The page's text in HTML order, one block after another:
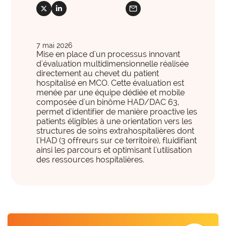
Gouvernance du SI
Projets innovants
Télémédecine
Usage de l’IA
PARCOURS ET ACCOMPAGNEMENT MÉDICO-SOCIAL
Coordination et innovation dans les Parcours
Domicile et habitat intermédiaire
Performance des ESMS
International et Prospective
Votre cockpit data
Votre Cockpit Data est le premier outil qui permet
d'accéder en un clin d'œil à 100 indicateurs de
pilotage stratégique alimentés automatiquement par
les données structurées et actualisées de votre
établissement.
social_x social_linkedin mail
7 mai 2026
Mise en place d'un processus innovant
d'évaluation multidimensionnelle réalisée
directement au chevet du patient
hospitalisé en MCO. Cette évaluation est
menée par une équipe dédiée et mobile
composée d'un binôme HAD/DAC 63,
permet d'identifier de manière proactive les
patients éligibles à une orientation vers les
structures de soins extrahospitalières dont
l'HAD (3 offreurs sur ce territoire), fluidifiant
ainsi les parcours et optimisant l'utilisation
des ressources hospitalières.